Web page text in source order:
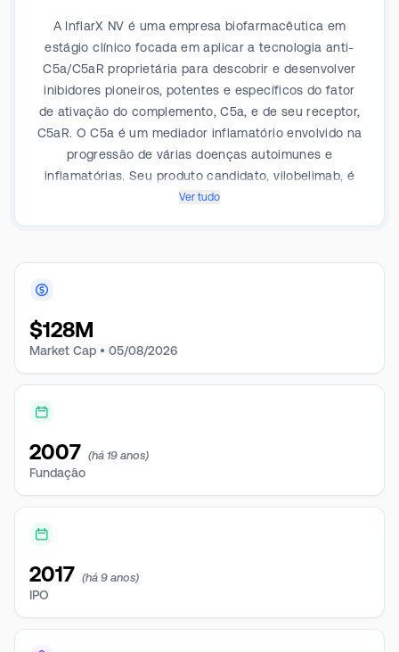
A InflarX NV é uma empresa biofarmacêutica em
estágio clínico focada em aplicar a tecnologia anti-
C5a/C5aR proprietária para descobrir e desenvolver
inibidores pioneiros, potentes e específicos do fator
de ativação do complemento, C5a, e de seu receptor,
C5aR. O C5a é um mediador inflamatório envolvido na
progressão de várias doenças autoimunes e
inflamatórias. Seu produto candidato, vilobelimab, é
um novo anticorpo monoclonal anti-C5a de primeira
clínica modificadora da doença e tolerabilidade em
Ver tudo
$128M
Market Cap • 05/08/2026
2007 (há 19 anos)
Fundação
2017 (há 9 anos)
IPO